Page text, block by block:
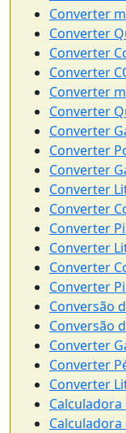
Converter
Converter
Converter
Converter
Converter
Converter
Converter
Converter
Converter
Converter
Converter
Converter
Converter
Converter
Converter
Conversão
Conversão
Converter
Converter
Converter